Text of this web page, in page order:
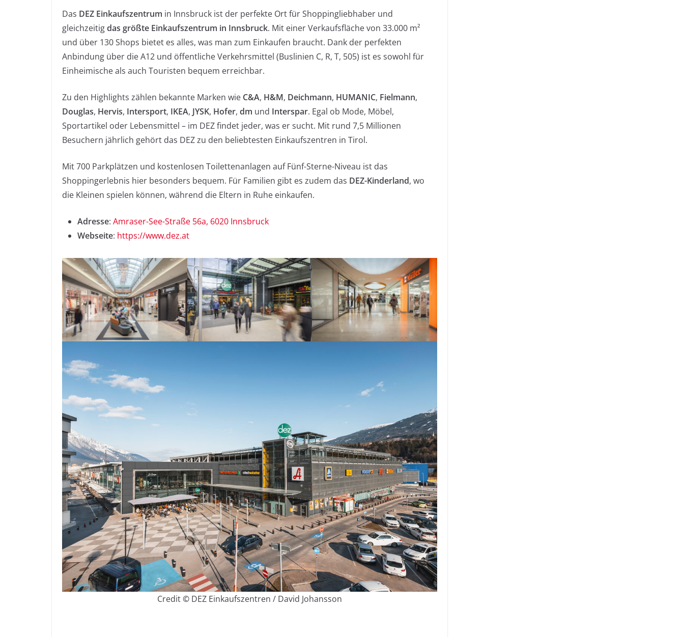
Das DEZ Einkaufszentrum in Innsbruck ist der perfekte Ort für Shoppingliebhaber und
gleichzeitigdas größte Einkaufszentrum in Innsbruck. Mit einer Verkaufsfläche von 33.000 m²
und über 130 Shops bietet es alles, was man zum Einkaufen braucht. Dank der perfekten
Anbindung über die A12 und öffentliche Verkehrsmittel (Buslinien C, R, T, 505) ist es sowohl für
Einheimische als auch Touristen bequem erreichbar.
Zu den Highlights zählen bekannte Marken wie C&A, H&M, Deichmann, HUMANIC, Fielmann,
Douglas, Hervis, Intersport, IKEA, JYSK, Hofer, dm und Interspar. Egal ob Mode, Möbel,
Sportartikel oder Lebensmittel – im DEZ findet jeder, was er sucht. Mit rund 7,5 Millionen
Besuchern jährlich gehört das DEZ zu den beliebtesten Einkaufszentren in Tirol.
Mit 700 Parkplätzen und kostenlosen Toilettenanlagen auf Fünf-Sterne-Niveau ist das
Shoppingerlebnis hier besonders bequem. Für Familien gibt es zudem das DEZ-Kinderland, wo
die Kleinen spielen können, während die Eltern in Ruhe einkaufen.
Adresse: Amraser-See-Straße 56a, 6020 Innsbruck
Webseite: https://www.dez.at
Credit© DEZ Einkaufszentren / David Johansson